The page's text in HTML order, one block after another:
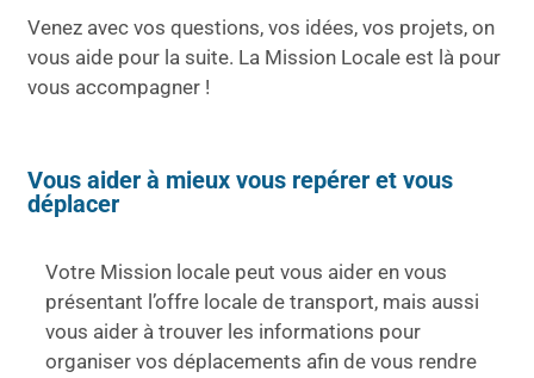
Venez avec vos questions, vos idées, vos projets, on
vous aide pour la suite. La Mission Locale est là pour
vous accompagner !
Vous aider à mieux vous repérer et vous
déplacer
Votre Mission locale peut vous aider en vous
présentant l’offre locale de transport, mais aussi
vous aider à trouver les informations pour
organiser vos déplacements afin de vous rendre